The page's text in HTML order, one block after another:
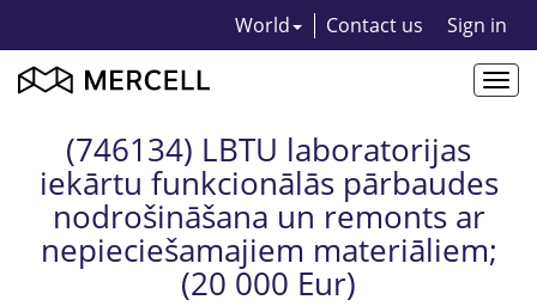
World Contact us Sign in
(746134) LBTU laboratorijas
iekārtu funkcionālās pārbaudes
nodrošināšana un remonts ar
nepieciešamajiem materiāliem;
(20 000 Eur)